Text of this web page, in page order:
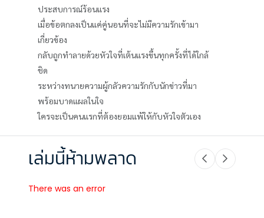
ประสบการณ์ร้อนแรง
เมื่อข้อตกลงเป็นแค่คู่นอนที่จะไม่มีความรักเข้ามา
เกี่ยวข้อง
กลับถูกทำลายด้วยหัวใจที่เต้นแรงขึ้นทุกครั้งที่ได้ใกล้
ชิด
ระหว่างทนายความผู้กลัวความรักกับนักข่าวที่มา
พร้อมบาดแผลในใจ
ใครจะเป็นคนแรกที่ต้องยอมแพ้ให้กับหัวใจตัวเอง
เล่มนี้ห้ามพลาด
There was an error